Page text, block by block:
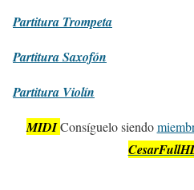
Partitura Trompeta
PartituraSaxofón
Partitura Violín
MIDI Consíguelo siendo